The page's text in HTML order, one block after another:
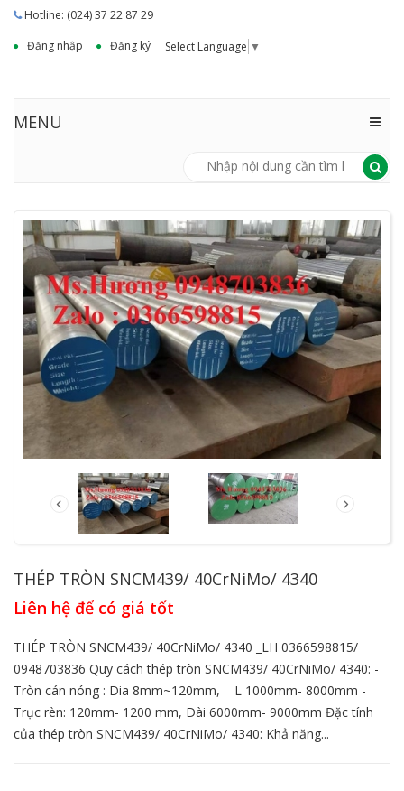
Hotline: (024) 37 22 87 29
Đăng nhập
Đăng ký Select Language ▼
MENU
THÉP TRÒN SNCM439/ 40CrNiMo/ 4340
Liên hệ để có giá tốt
THÉP TRÒN SNCM439/ 40CrNiMo/ 4340 _LH 0366598815/
0948703836 Quy cách thép tròn SNCM439/ 40CrNiMo/ 4340: -
Tròn cán nóng : Dia 8mm~120mm, L 1000mm- 8000mm -
Trục rèn: 120mm- 1200 mm, Dài 6000mm- 9000mm Đặc tính
của thép tròn SNCM439/ 40CrNiMo/ 4340: Khả năng...